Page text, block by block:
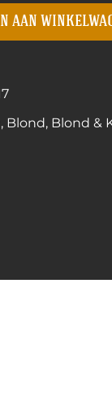
aan
, Blond, Blond &